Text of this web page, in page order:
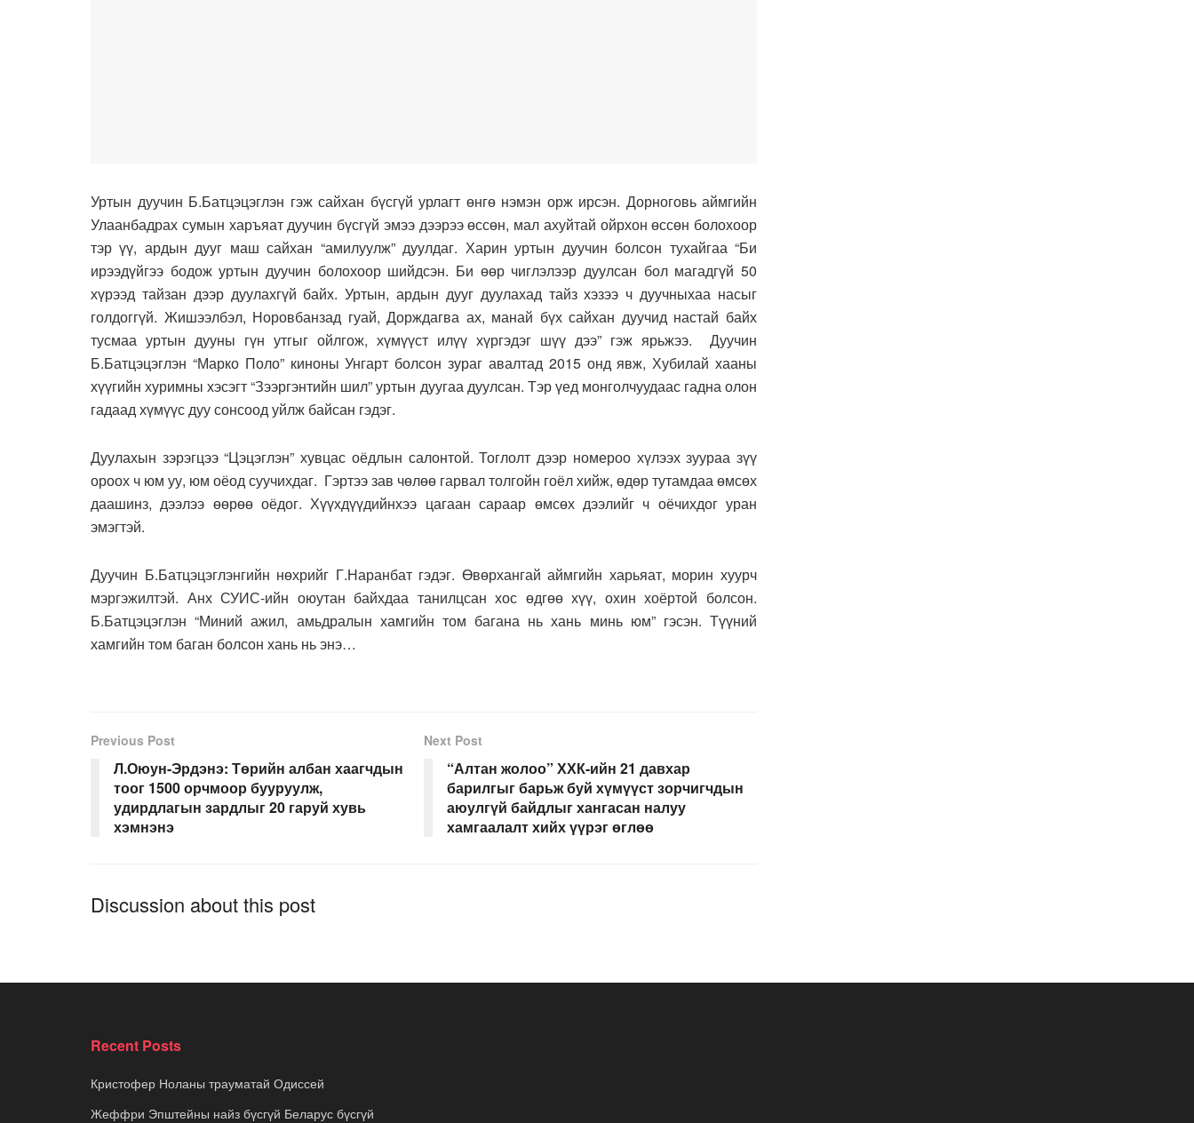
Уртын дуучин Б.Батцэцэглэн гэж сайхан бүсгүй урлагт өнгө нэмэн орж ирсэн. Дорноговь аймгийн
Улаанбадрах сумын харъяат дуучин бүсгүй эмээ дээрээ өссөн, мал ахуйтай ойрхон өссөн болохоор
тэр үү, ардын дууг маш сайхан “амилуулж” дуулдаг. Харин уртын дуучин болсон тухайгаа “Би
ирээдүйгээ бодож уртын дуучин болохоор шийдсэн. Би өөр чиглэлээр дуулсан бол магадгүй 50
хүрээд тайзан дээр дуулахгүй байх. Уртын, ардын дууг дуулахад тайз хэзээ ч дуучныхаа насыг
голдоггүй. Жишээлбэл, Норовбанзад гуай, Дорждагва ах, манай бүх сайхан дуучид настай байх
тусмаа уртын дууны гүн утгыг ойлгож, хүмүүст илүү хүргэдэг шүү дээ” гэж ярьжээ. Дуучин
Б.Батцэцэглэн “Марко Поло” киноны Унгарт болсон зураг авалтад 2015 онд явж, Хубилай хааны
хүүгийн хуримны хэсэгт “Зээргэнтийн шил” уртын дуугаа дуулсан. Тэр үед монголчуудаас гадна олон
гадаад хүмүүс дуу сонсоод уйлж байсан гэдэг.
Дуулахын зэрэгцээ “Цэцэглэн” хувцас оёдлын салонтой. Тоглолт дээр номероо хүлээх зуураа зүү
ороох ч юм уу, юм оёод суучихдаг. Гэртээ зав чөлөө гарвал толгойн гоёл хийж, өдөр тутамдаа өмсөх
даашинз, дээлээ өөрөө оёдог. Хүүхдүүдийнхээ цагаан сараар өмсөх дээлийг ч оёчихдог уран
эмэгтэй.
Дуучин Б.Батцэцэглэнгийн нөхрийг Г.Наранбат гэдэг. Өвөрхангай аймгийн харьяат, морин хуурч
мэргэжилтэй. Анх СУИС-ийн оюутан байхдаа танилцсан хос өдгөө хүү, охин хоёртой болсон.
Б.Батцэцэглэн “Миний ажил, амьдралын хамгийн том багана нь хань минь юм” гэсэн. Түүний
хамгийн том баган болсон хань нь энэ…
Previous Post
Л.Оюун-Эрдэнэ: Төрийн албан хаагчдын
тоог 1500 орчмоор бууруулж,
удирдлагын зардлыг 20 гаруй хувь
хэмнэнэ
Next Post
“Алтан жолоо” ХХК-ийн 21 давхар
барилгыг барьж буй хүмүүст зорчигчдын
аюулгүй байдлыг хангасан налуу
хамгаалалт хийх үүрэг өглөө
Discussion about this post
Recent Posts
Кристофер Ноланы трауматай Одиссей
Жеффри Эпштейны найз бүсгүй Беларус бүсгүй